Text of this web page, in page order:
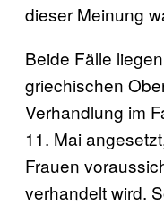
dieser Meinung
Beide Fälle
griechischen
Verhandlung im
11. Mai
Frauen
verhandelt wird.